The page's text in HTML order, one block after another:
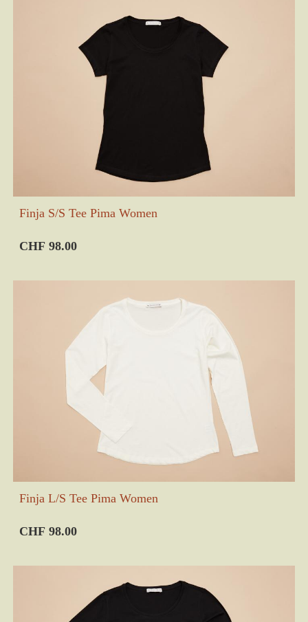
Finja S/S Tee Pima Women
CHF 98.00
Finja L/S Tee Pima Women
CHF 98.00